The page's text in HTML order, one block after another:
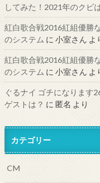
してみた！2021年のクビ
紅白歌合戦2016紅組優勝
のシステム に 小室さん よ
紅白歌合戦2016紅組優勝
のシステム に 小室さん よ
ぐるナイ ゴチになります
ゲストは？ に 匿名 より
カテゴリー
CM